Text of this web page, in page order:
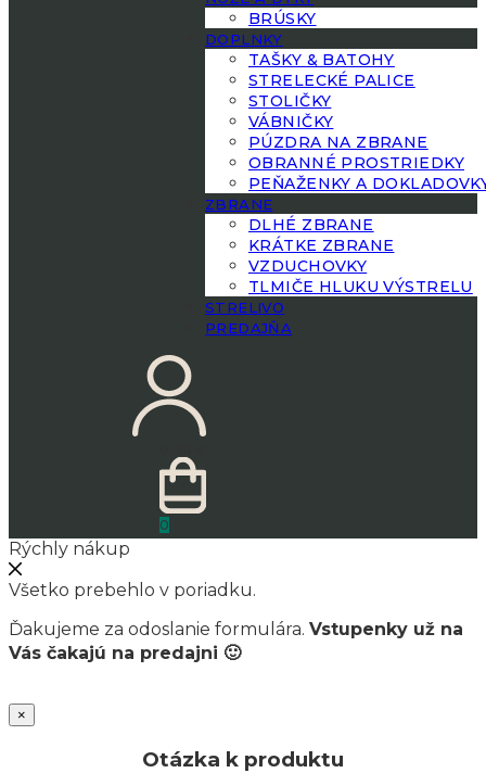
BRÚSKY
DOPLNKY
TAŠKY & BATOHY
STRELECKÉ PALICE
STOLIČKY
VÁBNIČKY
PÚZDRA NA ZBRANE
OBRANNÉ PROSTRIEDKY
PEŇAŽENKY A
ZBRANE
DLHÉ ZBRANE
KRÁTKE ZBRANE
VZDUCHOVKY
TLMIČE HLUKU VÝSTRELU
STRELIVO
PREDAJŇA
0
Rýchly nákup
Všetko prebehlo v poriadku.
Ďakujeme za odoslanie formulára. Vstupenky už na
Vás čakajú na predajni 🙂
×
Otázka k produktu